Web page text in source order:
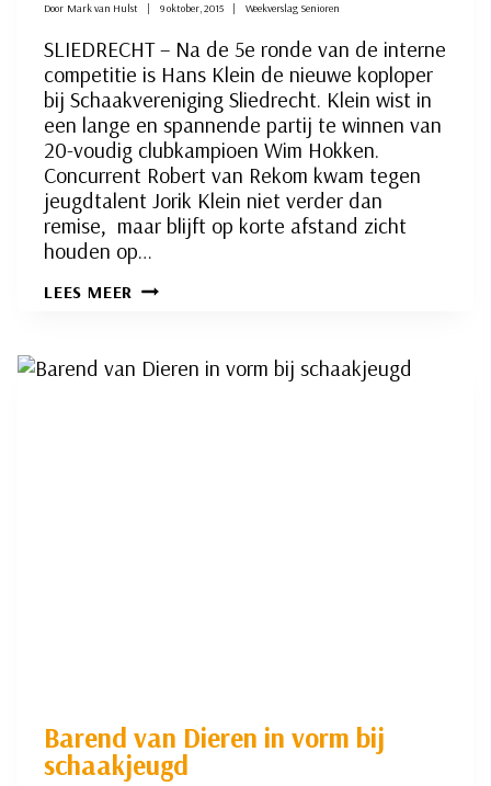
Door Mark van Hulst 9 oktober, 2015 Weekverslag Senioren
SLIEDRECHT – Na de 5e ronde van de interne
competitie is Hans Klein de nieuwe koploper
bij Schaakvereniging Sliedrecht. Klein wist in
een lange en spannende partij te winnen van
20-voudig clubkampioen Wim Hokken.
Concurrent Robert van Rekom kwam tegen
jeugdtalent Jorik Klein niet verder dan
remise, maar blijft op korte afstand zicht
houden op…
LEES MEER HANS
Barend van Dieren in vorm bij
schaakjeugd